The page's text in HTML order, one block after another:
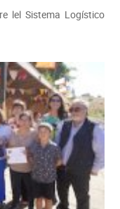
lel Sistema Logístico